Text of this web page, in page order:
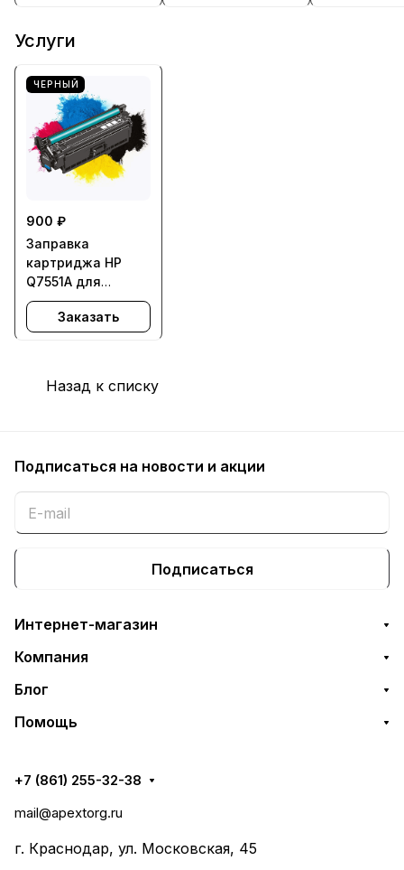
Услуги
ЧЕРНЫЙ
900 ₽
Заправка
картриджа HP
Q7551A для
LaserJet M3027,
M3035, P3005
Заказать
Назад к списку
Подписаться на новости и акции
Подписаться
Интернет-магазин
Компания
Блог
Помощь
+7 (861) 255-32-38
mail@apextorg.ru
г. Краснодар, ул. Московская, 45